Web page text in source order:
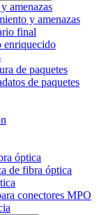
amenazas
y amenazas
final
enriquecido
de paquetes
de paquetes
óptica
de fibra óptica
conectores MPO